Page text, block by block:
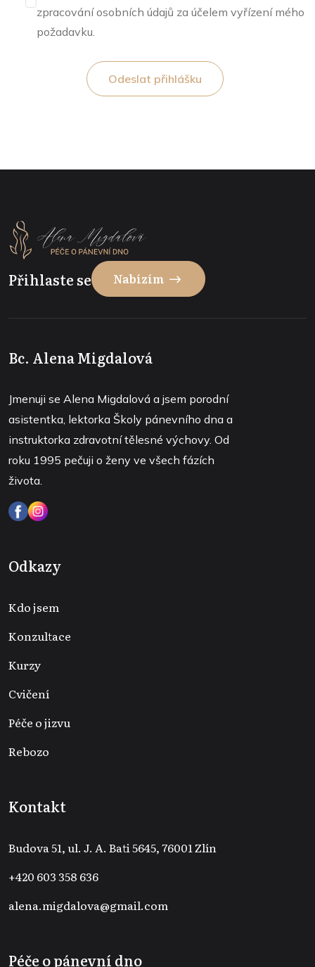
zpracování osobních údajů za účelem vyřízení mého
požadavku.
Odeslat přihlášku
Přihlaste se Nabízím
Bc. Alena Migdalová
Jmenuji se Alena Migdalová a jsem porodní
asistentka, lektorka Školy pánevního dna a
instruktorka zdravotní tělesné výchovy. Od
roku 1995 pečuji o ženy ve všech fázích
života.
Odkazy
Kdo jsem
Konzultace
Kurzy
Cvičení
Péče o jizvu
Rebozo
Kontakt
Budova 51, ul. J. A. Bati 5645, 76001 Zlín
+420 603 358 636
alena.migdalova@gmail.com
Péče o pánevní dno